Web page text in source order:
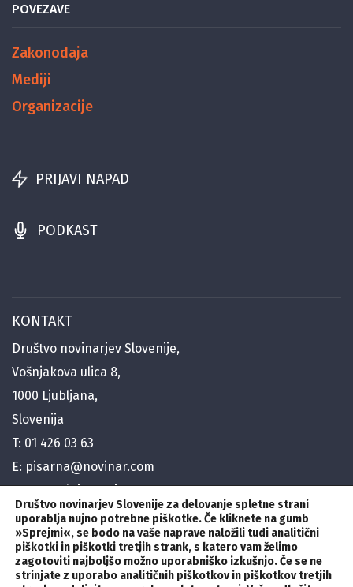
POVEZAVE
Zakonodaja
Mediji
Organizacije
PRIJAVI NAPAD
PODKAST
KONTAKT
Društvo novinarjev Slovenije,
Vošnjakova ulica 8,
1000 Ljubljana,
Slovenija
T: 01 426 03 63
E: pisarna@novinar.com
E:generalni@novinar.com
E:stik@novinar.com
SLEDITE NAM
Društvo novinarjev Slovenije za delovanje spletne strani
uporablja nujno potrebne piškotke. Če kliknete na gumb
»Sprejmi«,se bodo na vaše naprave naložili tudi analitični
piškotki in piškotki tretjih strank, s katero vam želimo
zagotoviti najboljšo možno uporabniško izkušnjo. Če se ne
strinjate z uporabo analitičnih piškotkov in piškotkov tretjih